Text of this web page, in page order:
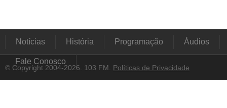
Notícias História Programação Áudios
Fale Conosco
© Copyright 2004-2026. 103 FM. Políticas de Privacidade